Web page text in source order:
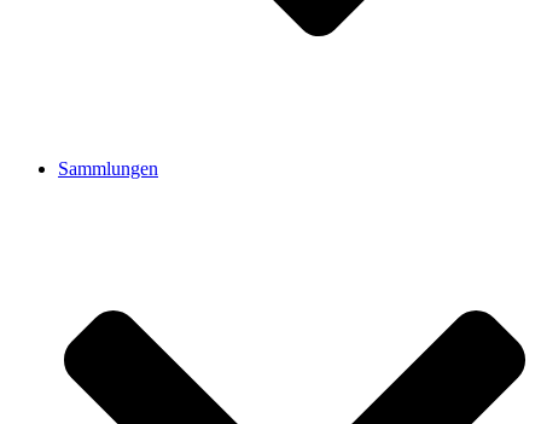
Sammlungen